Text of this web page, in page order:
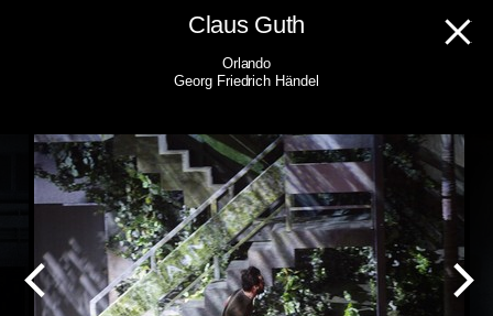
Claus Guth
Orlando
Georg Friedrich Händel